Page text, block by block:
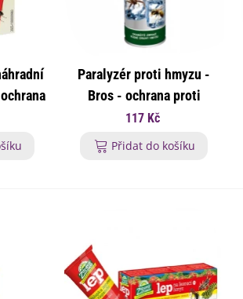
2x20
Paralyzér proti hmyzu -
Bros - ochrana proti
hmyzu - 300 ml
117 Kč
Přidat do košíku